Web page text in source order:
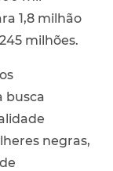
1,8 milhão
milhões.
busca
negras,